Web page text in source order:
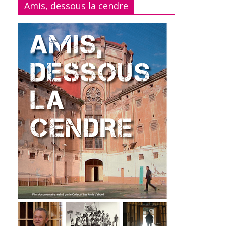
Amis, dessous la cendre